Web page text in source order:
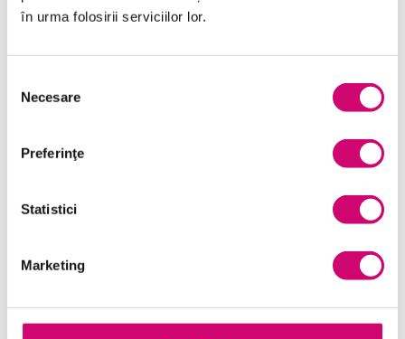
în urma folosirii serviciilor lor.
consimțământului
Necesare
Preferinţe
Statistici
Marketing
Management și Leadership
Marketing
Microsoft Office
Resurse Umane
Vânzări și negocieri